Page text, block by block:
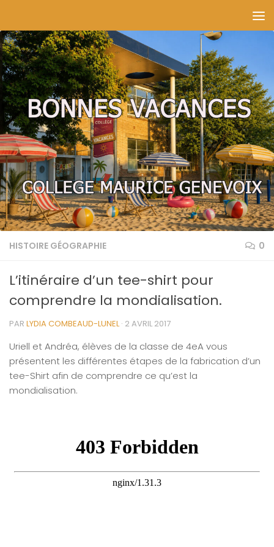
HISTOIRE GÉOGRAPHIE 0
L’itinéraire d’un tee-shirt pour
comprendre la mondialisation.
PAR LYDIA COMBEAUD-LUNEL · 2 AVRIL 2017
Uriell et Andréa, élèves de la classe de 4eA vous
présentent les différentes étapes de la fabrication d’un
tee-Shirt afin de comprendre ce qu’est la
mondialisation.